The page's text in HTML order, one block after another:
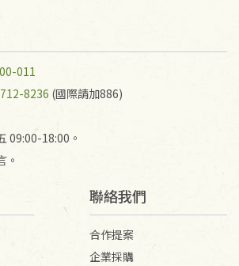
稿，為敬重法寶故，里仁網購無法
若需將手抄稿寄還給消費者，因而
/箱將由消費者負擔。
011
8236 (國際請加886)
09:00-18:00。
。
聯絡我們
合作提案
企業採購